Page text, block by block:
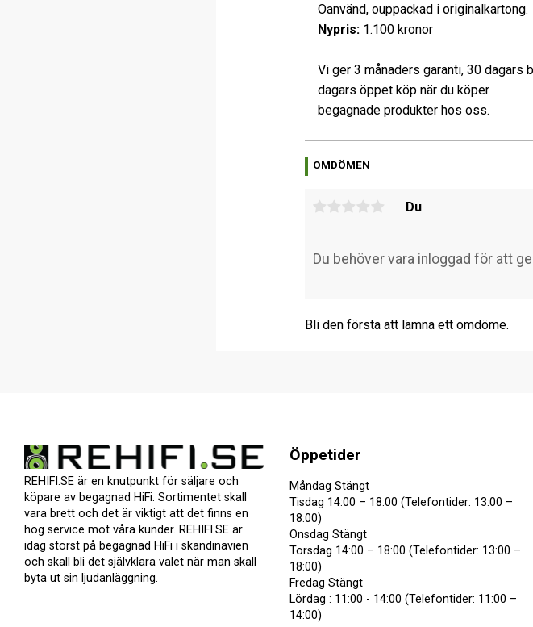
Oanvänd, ouppackad i originalkartong.
Nypris:1.100 kronor
Vi ger 3 månaders garanti, 30 dagars
dagars öppet köp när du köper
begagnade produkter hos oss.
OMDÖMEN
Du
Bli den första att lämna ett omdöme.
REHIFI.SE är en knutpunkt för säljare och
köpare av begagnad HiFi. Sortimentet skall
vara brett och det är viktigt att det finns en
hög service mot våra kunder. REHIFI.SE är
idag störst på begagnad HiFi i skandinavien
och skall bli det självklara valet när man skall
byta ut sin ljudanläggning.
Öppetider
Måndag Stängt
Tisdag 14:00 – 18:00 (Telefontider: 13:00 –
18:00)
Onsdag Stängt
Torsdag 14:00 – 18:00 (Telefontider: 13:00 –
18:00)
Fredag Stängt
Lördag : 11:00 - 14:00 (Telefontider: 11:00 –
14:00)